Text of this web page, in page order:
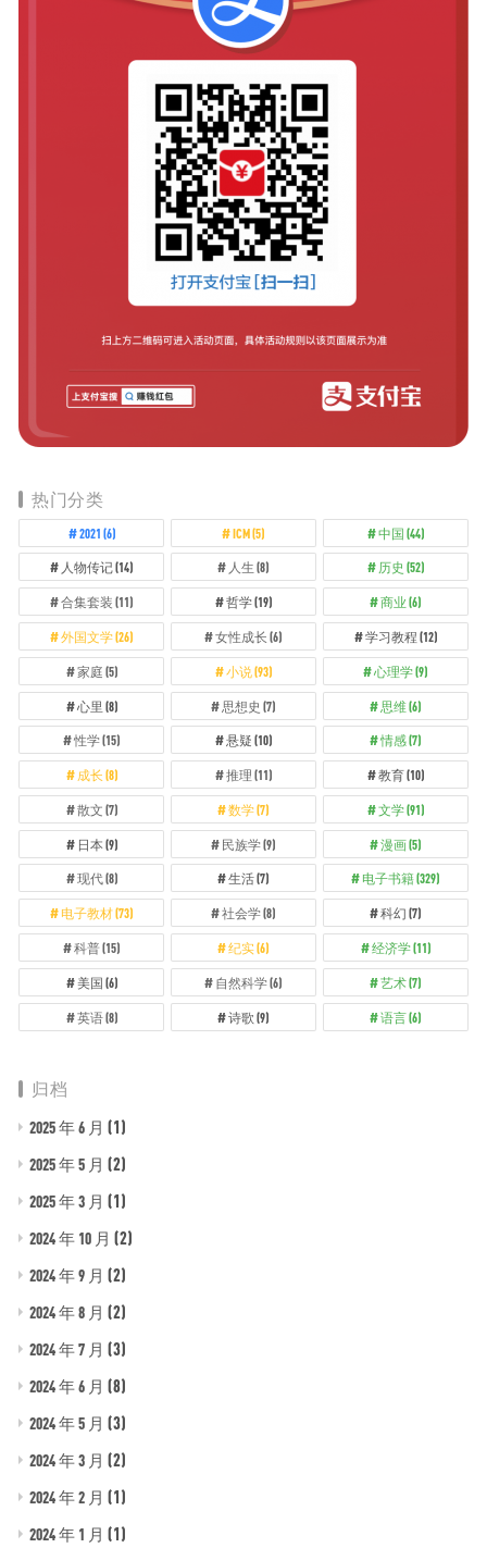
热门分类
2021 (6) ICM(5) 中国 (44)
人物传记(14) 人生 (8) 历史 (52)
合集套装 (11) 哲学(19) 商业 (6)
外国文学(26) 女性成长 (6) 学习教程 (12)
家庭 (5) 小说 (93) 心理学(9)
心里 (8) 思想史 (7) 思维(6)
性学(15) 悬疑 (10) 情感(7)
成长 (8) 推理 (11) 教育(10)
散文 (7) 数学(7) 文学(91)
日本 (9) 民族学(9) 漫画(5)
现代(8) 生活(7) 电子书籍(329)
电子教材(73) 社会学(8) 科幻 (7)
科普(15) 纪实(6) 经济学(11)
美国 (6) 自然科学(6) 艺术(7)
英语(8) 诗歌 (9) 语言(6)
归档
2025 年 6 月 (1)
2025 年 5 月 (2)
2025 年 3 月 (1)
2024 年 10 月 (2)
2024 年 9 月 (2)
2024 年 8 月 (2)
2024 年 7 月 (3)
2024 年 6 月 (8)
2024 年 5 月 (3)
2024 年 3 月 (2)
2024 年 2 月 (1)
2024 年 1 月 (1)